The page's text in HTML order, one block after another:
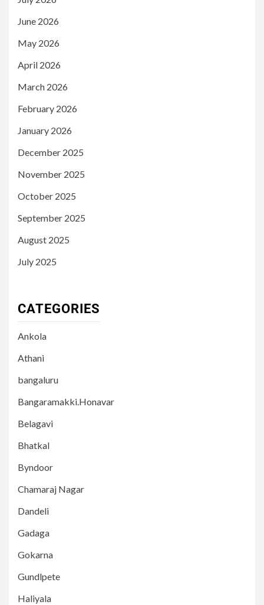
June 2026
May 2026
April 2026
March 2026
February 2026
January 2026
December 2025
November 2025
October 2025
September 2025
August 2025
July 2025
CATEGORIES
Ankola
Athani
bangaluru
Bangaramakki.Honavar
Belagavi
Bhatkal
Byndoor
Chamaraj Nagar
Dandeli
Gadaga
Gokarna
Gundlpete
Haliyala